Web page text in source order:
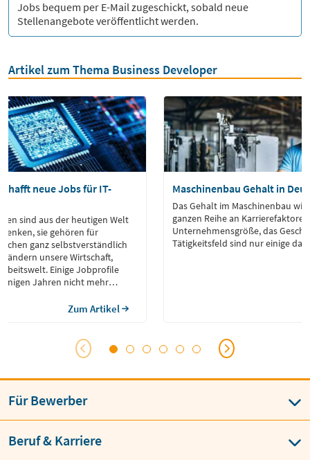
Jobs bequem per E-Mail zugeschickt, sobald neue
Stellenangebote veröffentlicht werden.
Artikel zum Thema Business Developer
neue Jobs für IT-
sind aus der heutigen Welt
sie gehören für
ganz selbstverständlich
unsere Wirtschaft,
Einige Jobprofile
Jahren nicht mehr
bestehende Jobs verändern
Zum Artikel
Maschinenbau Gehalt in
Das Gehalt im Maschinenbau
ganzen Reihe an
Unternehmensgröße, das
Tätigkeitsfeld sind nur einige
Für Bewerber
Beruf & Karriere